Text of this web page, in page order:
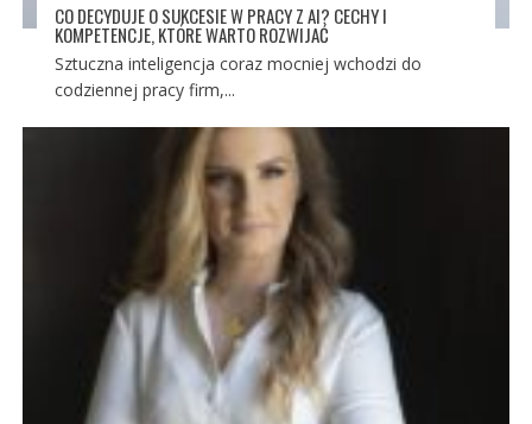
CO DECYDUJE O SUKCESIE W PRACY Z AI? CECHY I
KOMPETENCJE, KTÓRE WARTO ROZWIJAĆ
Sztuczna inteligencja coraz mocniej wchodzi do
codziennej pracy firm,...